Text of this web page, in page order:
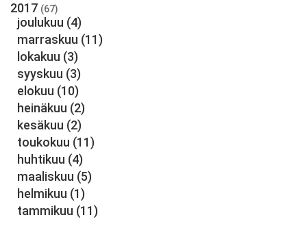
2017 (67)
joulukuu (4)
marraskuu (11)
lokakuu (3)
syyskuu (3)
elokuu (10)
heinäkuu (2)
kesäkuu (2)
toukokuu (11)
huhtikuu (4)
maaliskuu (5)
helmikuu (1)
tammikuu (11)